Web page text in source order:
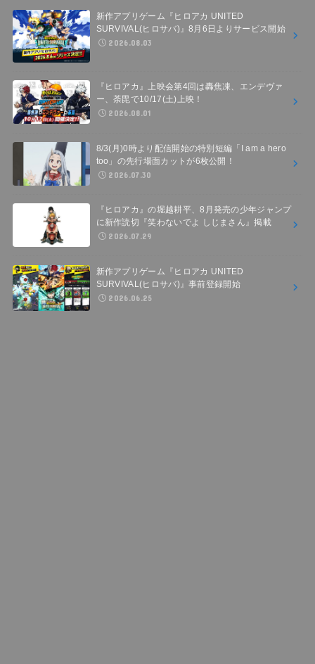
新作アプリゲーム『ヒロアカ UNITED
SURVIVAL(ヒロサバ)』8月6日よりサービス開始
2026.08.03
『ヒロアカ』上映会第4回は轟焦凍、エンデヴァ
ー、荼毘で10/17(土)上映！
2026.08.01
8/3(月)0時より配信開始の特別短編「I am a hero
too」の先行場面カットが6枚公開！
2026.07.30
『ヒロアカ』の堀越耕平、8月発売の少年ジャンプ
に新作読切『笑わないでよ しじまさん』掲載
2026.07.29
新作アプリゲーム『ヒロアカ UNITED
SURVIVAL(ヒロサバ)』事前登録開始
2026.06.25